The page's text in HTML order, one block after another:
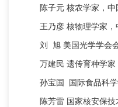
陈子元 核农学家，
王乃彦 核物理学家
刘 旭 美国光学学会
万建民 遗传育种学家
孙宝国 国际食品科
陈芳雷 国家核安保